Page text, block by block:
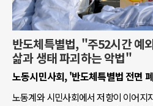
반도체특별법, "주52시간 예
삶과 생태 파괴하는 악법"
노동시민사회, '반도체특별법 전면
노동계와 시민사회에서 저항이 이어지